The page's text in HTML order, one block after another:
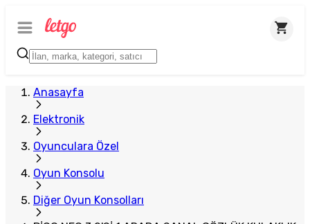
Anasayfa
Elektronik
Oyunculara Özel
Oyun Konsolu
Diğer Oyun Konsolları
Plus Satıcı